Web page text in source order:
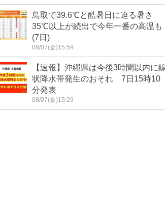
鳥取で39.6℃と酷暑日に迫る暑さ
35℃以上が続出で今年一番の高温も
(7日)
08/07(金)15:59
【速報】沖縄県は今後3時間以内に
状降水帯発生のおそれ 7日15時10
分発表
08/07(金)15:29